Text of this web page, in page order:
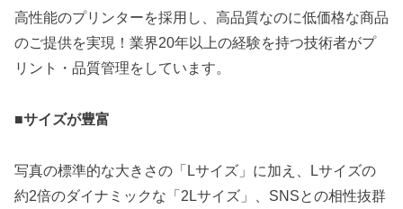
高性能のプリンターを採用し、高品質なのに低価格な商品
のご提供を実現！業界20年以上の経験を持つ技術者がプ
リント・品質管理をしています。
■サイズが豊富
写真の標準的な大きさの「Lサイズ」に加え、Lサイズの
約2倍のダイナミックな「2Lサイズ」、SNSとの相性抜群